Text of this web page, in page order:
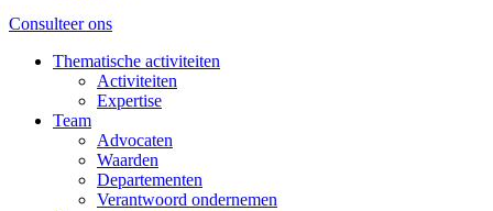
Consulteer ons
Thematische activiteiten
Activiteiten
Expertise
Team
Advocaten
Waarden
Departementen
Verantwoord ondernemen